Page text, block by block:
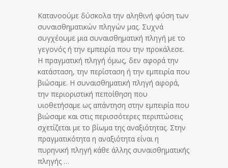
Κατανοούμε δύσκολα την αληθινή φύση των
συναισθηματικών πληγών μας. Συχνά
συγχέουμε μια συναισθηματική πληγή με το
γεγονός ή την εμπειρία που την προκάλεσε.
Η πραγματική πληγή όμως, δεν αφορά την
κατάσταση, την περίσταση ή την εμπειρία που
βιώσαμε. Η συναισθηματική πληγή αφορά,
την περιοριστική πεποίθηση που
υιοθετήσαμε ως απάντηση στην εμπειρία που
βιώσαμε και στις περισσότερες περιπτώσεις
σχετίζεται με το βίωμα της αναξιότητας. Στην
πραγματικότητα η αναξιότητα είναι η
πυρηνική πληγή κάθε άλλης συναισθηματικής
πληγής …